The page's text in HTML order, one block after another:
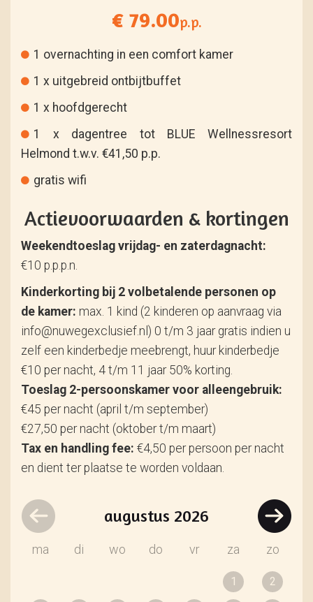
€ 79.00p.p.
1 overnachting in een comfort kamer
1 x uitgebreid ontbijtbuffet
1 x hoofdgerecht
1 x dagentree tot BLUE Wellnessresort
Helmond t.w.v. €41,50 p.p.
gratis wifi
Actievoorwaarden & kortingen
Weekendtoeslag vrijdag- en zaterdagnacht:
€10 p.p.p.n.
Kinderkorting bij 2 volbetalende personen op
de kamer: max. 1 kind (2 kinderen op aanvraag via
info@nuwegexclusief.nl) 0 t/m 3 jaar gratis indien u
zelf een kinderbedje meebrengt, huur kinderbedje
€10 per nacht, 4 t/m 11 jaar 50% korting.
Toeslag 2-persoonskamer voor alleengebruik:
€45 per nacht (april t/m september)
€27,50 per nacht (oktober t/m maart)
Tax en handling fee: €4,50 per persoon per nacht
en dient ter plaatse te worden voldaan.
augustus 2026
ma di wo do vr za zo
1 2